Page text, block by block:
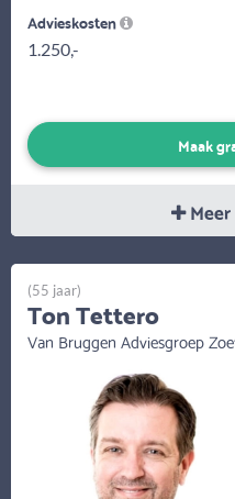
Advieskosten
1.250,-
Maak
(55 jaar)
Ton Tettero
Van Bruggen Adviesgroep